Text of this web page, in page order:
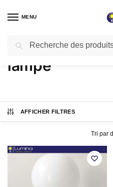
MENU
Accueil / Produits identifiés “lampe”
lampe
AFFICHER FILTRES